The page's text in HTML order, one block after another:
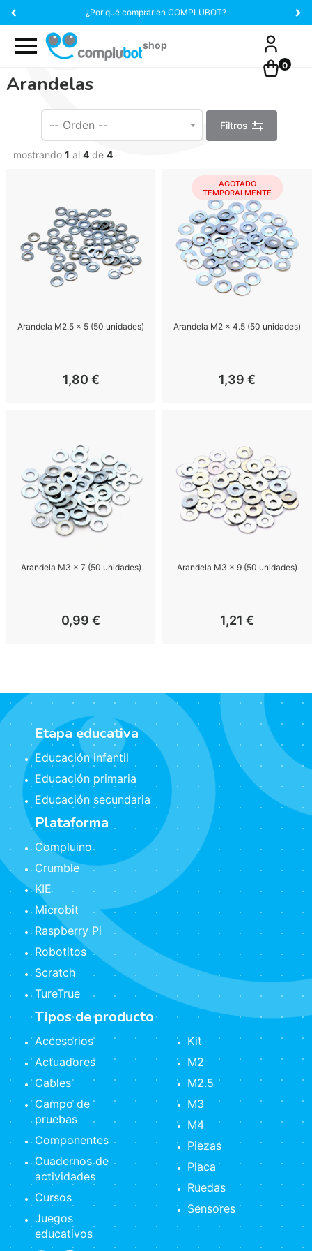
¿Por qué comprar en COMPLUBOT?
0
Arandelas
Filtros
mostrando 1 al 4de 4
Arandela M2.5 x 5 (50 unidades)
1,80 €
AGOTADO
TEMPORALMENTE
Arandela M2 x 4.5 (50 unidades)
1,39 €
Arandela M3 x 7 (50 unidades)
0,99 €
Arandela M3 x 9 (50 unidades)
1,21 €
Etapa educativa
Educación infantil
Educación primaria
Educación secundaria
Plataforma
Compluino
Crumble
KIE
Microbit
Raspberry Pi
Robotitos
Scratch
TureTrue
Tipos de producto
Accesorios
Actuadores
Cables
Campo de
pruebas
Componentes
Cuadernos de
actividades
Cursos
Juegos
educativos
Kit
M2
M2.5
M3
M4
Piezas
Placa
Ruedas
Sensores